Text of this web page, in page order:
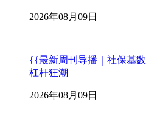
2026年08月09日
{{最新周刊导播｜社保基
杠杆狂潮
2026年08月09日